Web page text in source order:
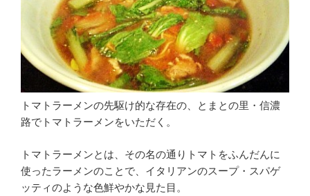
トマトラーメンの先駆け的な存在の、とまとの里・信濃
路でトマトラーメンをいただく。
トマトラーメンとは、その名の通りトマトをふんだんに
使ったラーメンのことで、イタリアンのスープ・スパゲ
ッティのような色鮮やかな見た目。